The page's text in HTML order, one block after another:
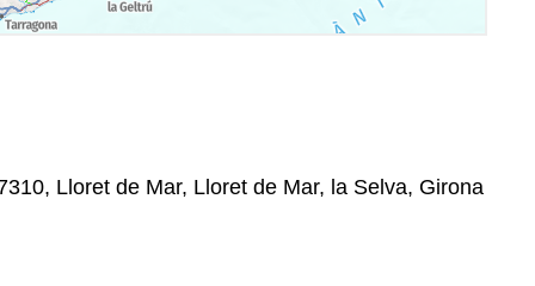
Lloret de Mar, Lloret de Mar, la Selva, Girona